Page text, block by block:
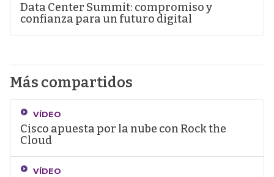
Data Center Summit: compromiso y
confianza para un futuro digital
Más compartidos
VÍDEO
Cisco apuesta por la nube con Rock the
Cloud
VÍDEO